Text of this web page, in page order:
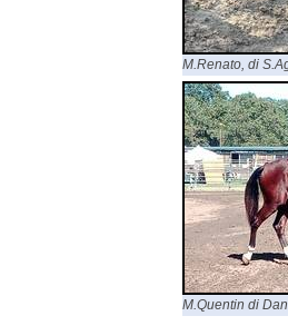
M.Renato, di
M.Quentin di